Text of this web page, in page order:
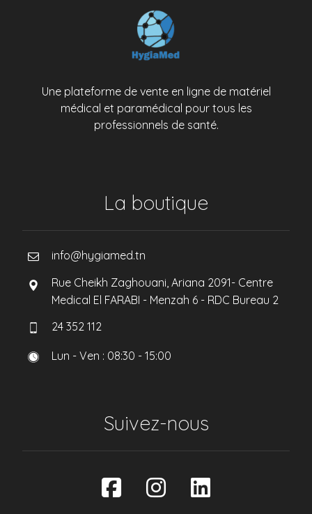
Une plateforme de vente en ligne de matériel
médical et paramédical pour tous les
professionnels de santé.
La boutique
info@hygiamed.tn
Rue Cheikh Zaghouani, Ariana 2091- Centre
Medical El FARABI - Menzah 6 - RDC Bureau 2
24 352 112
Lun - Ven : 08:30 - 15:00
Suivez-nous